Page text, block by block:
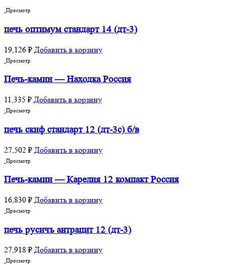
Просмотр
печь оптимум стандарт 14 (дт-3)
19,126 ₽ Добавить в корзину
Просмотр
Печь-камин — Находка Россия
11,335 ₽ Добавить в корзину
Просмотр
печь скиф стандарт 12 (дт-3с) б/в
27,502 ₽ Добавить в корзину
Просмотр
Печь-камин — Карелия 12 компакт Россия
16,830 ₽ Добавить в корзину
Просмотр
печь русичъ антрацит 12 (дт-3)
27,918 ₽ Добавить в корзину
Просмотр